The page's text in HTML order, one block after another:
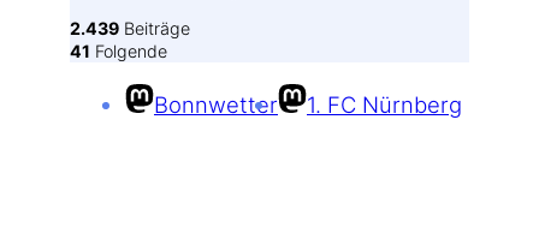
2.439 Beiträge
41 Folgende
Bonnwetter 1. FC Nürnberg